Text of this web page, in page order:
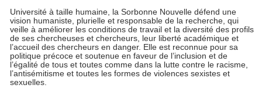
Université à taille humaine, la Sorbonne Nouvelle défend une
vision humaniste, plurielle et responsable de la recherche, qui
veille à améliorer les conditions de travail et la diversité des profils
de ses chercheuses et chercheurs, leur liberté académique et
l’accueil des chercheurs en danger. Elle est reconnue pour sa
politique précoce et soutenue en faveur de l’inclusion et de
l’égalité de tous et toutes comme dans la lutte contre le racisme,
l’antisémitisme et toutes les formes de violences sexistes et
sexuelles.